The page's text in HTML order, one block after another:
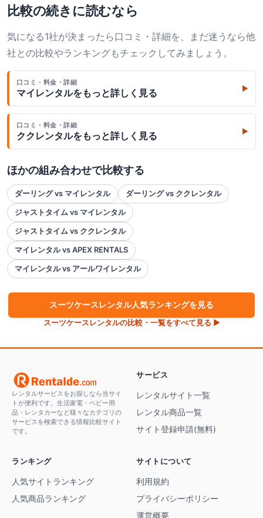
比較の続きに読むなら
気になる1社が決まったら口コミ・詳細を、まだ迷うなら他
社との比較やランキングもチェックしてみましょう。
口コミ・料金・詳細
マイレンタルをもっと詳しく見る ▶
口コミ・料金・詳細
ククレンタルをもっと詳しく見る ▶
ほかの組み合わせで比較する
ダーリング vs マイレンタル
ダーリング vs ククレンタル
ジャストタイム vs マイレンタル
ジャストタイム vs ククレンタル
マイレンタル vs APEX RENTALS
マイレンタル vs アールワイレンタル
スーツケースレンタル人気ランキングを見る
スーツケースレンタルの比較・一覧をすべて見る ▶
レンタルサービスをお探しなら当サイ
トが便利です。生活家電・ベビー用
品・レンタカーなど様々なカテゴリの
サービスを検索できる情報比較サイト
です。
サービス
レンタルサイト一覧
レンタル商品一覧
サイト登録申請(無料)
ランキング
人気サイトランキング
人気商品ランキング
サイトについて
利用規約
プライバシーポリシー
運営概要